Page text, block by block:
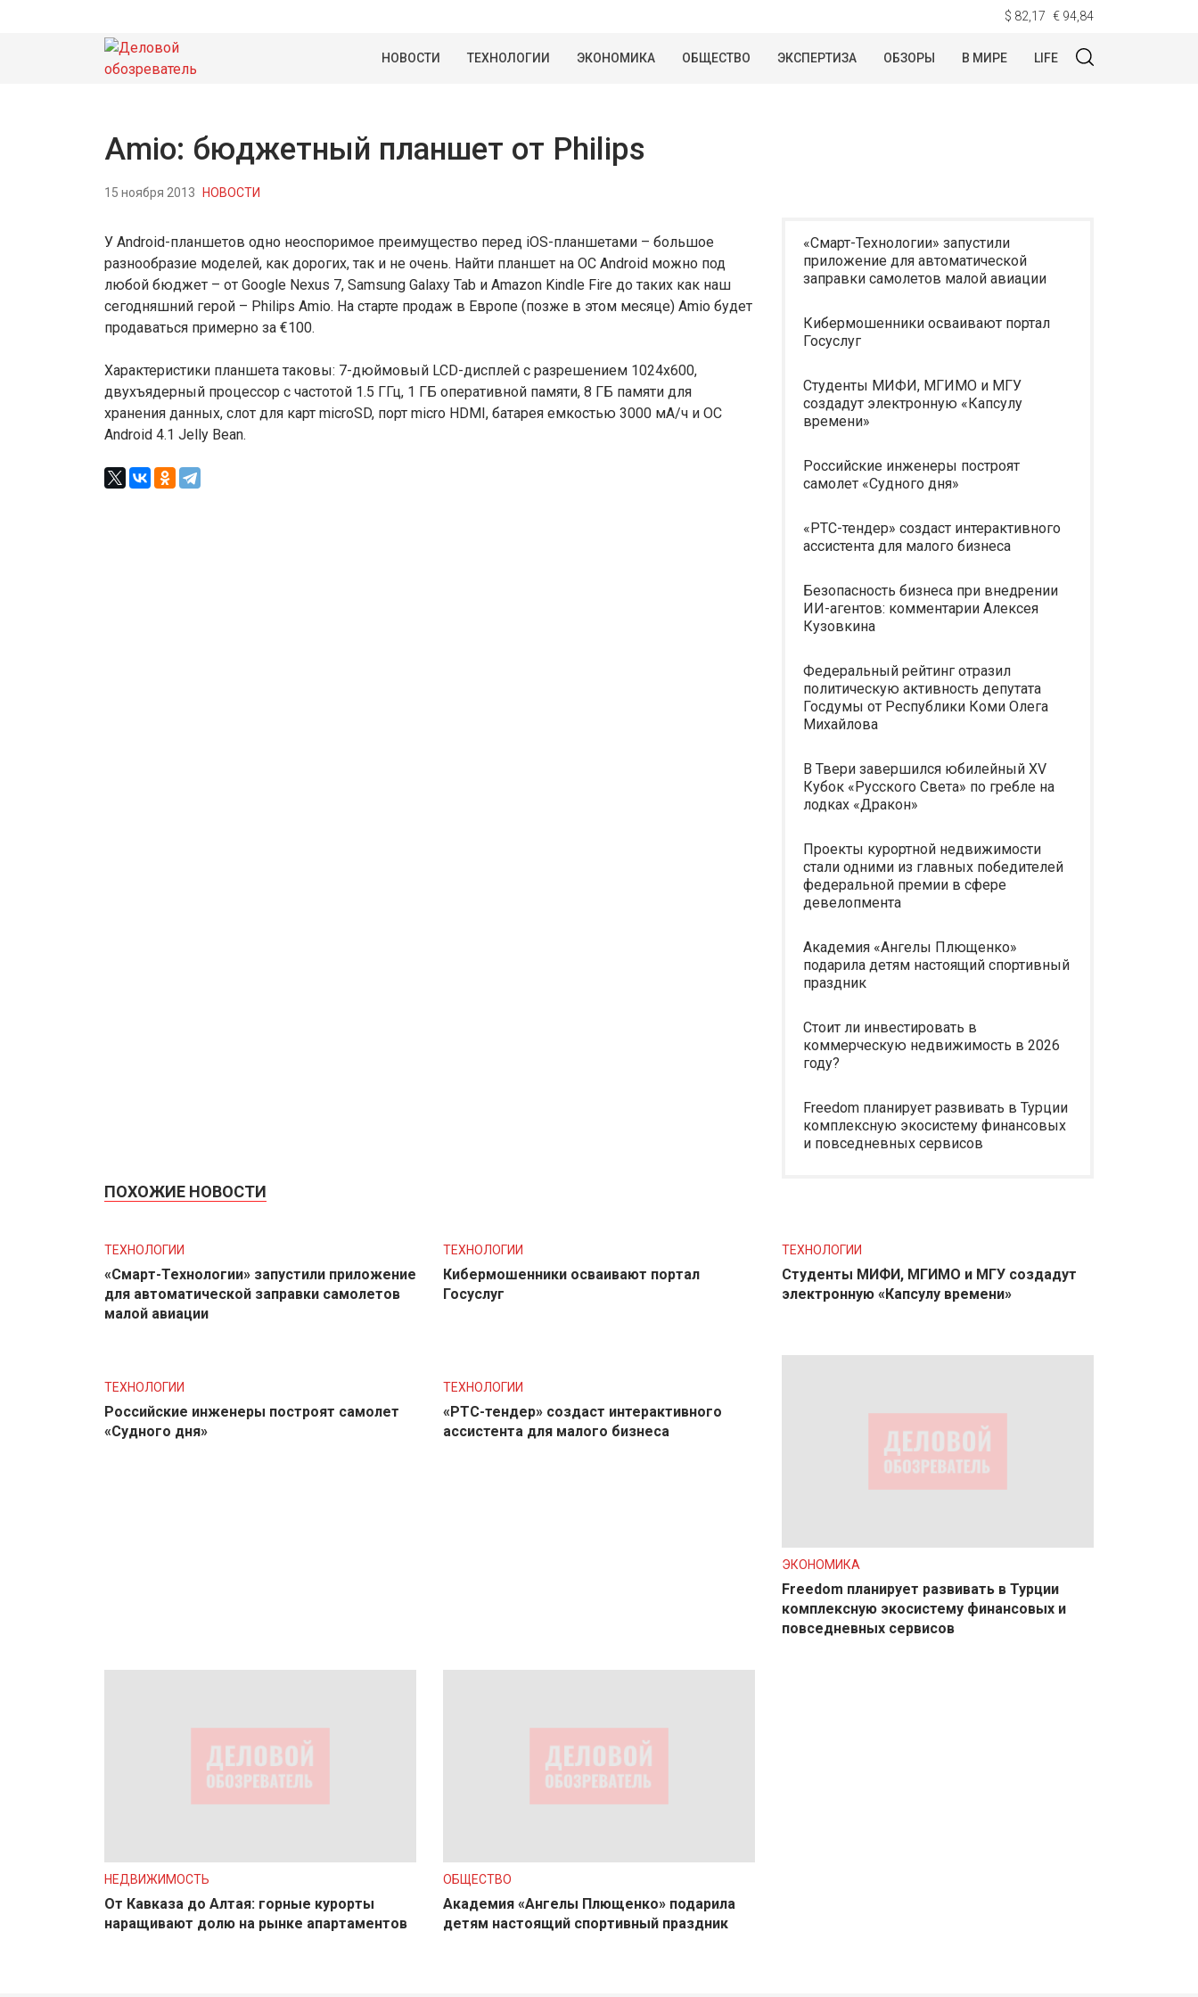
$ 82,17 € 94,84
НОВОСТИ ТЕХНОЛОГИИ ЭКОНОМИКА ОБЩЕСТВО ЭКСПЕРТИЗА ОБЗОРЫ В МИРЕ LIFE
Amio: бюджетный планшет от Philips
15 ноября 2013 НОВОСТИ
У Android-планшетов одно неоспоримое преимущество перед iOS-планшетами – большое
разнообразие моделей, как дорогих, так и не очень. Найти планшет на ОС Android можно под
любой бюджет – от Google Nexus 7, Samsung Galaxy Tab и Amazon Kindle Fire до таких как наш
сегодняшний герой – Philips Amio. На старте продаж в Европе (позже в этом месяце) Amio будет
продаваться примерно за €100.
Характеристики планшета таковы: 7-дюймовый LCD-дисплей с разрешением 1024х600,
двухъядерный процессор с частотой 1.5 ГГц, 1 ГБ оперативной памяти, 8 ГБ памяти для
хранения данных, слот для карт microSD, порт micro HDMI, батарея емкостью 3000 мА/ч и ОС
Android 4.1 Jelly Bean.
«Смарт-Технологии» запустили
приложение для автоматической
заправки самолетов малой авиации
Кибермошенники осваивают портал
Госуслуг
Студенты МИФИ, МГИМО и МГУ
создадут электронную «Капсулу
времени»
Российские инженеры построят
самолет «Судного дня»
«РТС-тендер» создаст интерактивного
ассистента для малого бизнеса
Безопасность бизнеса при внедрении
ИИ-агентов: комментарии Алексея
Кузовкина
Федеральный рейтинг отразил
политическую активность депутата
Госдумы от Республики Коми Олега
Михайлова
В Твери завершился юбилейный XV
Кубок «Русского Света» по гребле на
лодках «Дракон»
Проекты курортной недвижимости
стали одними из главных победителей
федеральной премии в сфере
девелопмента
Академия «Ангелы Плющенко»
подарила детям настоящий спортивный
праздник
Стоит ли инвестировать в
коммерческую недвижимость в 2026
году?
Freedom планирует развивать в Турции
комплексную экосистему финансовых
и повседневных сервисов
ПОХОЖИЕ НОВОСТИ
ТЕХНОЛОГИИ
«Смарт-Технологии» запустили приложение
для автоматической заправки самолетов
малой авиации
ТЕХНОЛОГИИ
Кибермошенники осваивают портал
Госуслуг
ТЕХНОЛОГИИ
Студенты МИФИ, МГИМО и МГУ создадут
электронную «Капсулу времени»
ТЕХНОЛОГИИ
Российские инженеры построят самолет
«Судного дня»
ТЕХНОЛОГИИ
«РТС-тендер» создаст интерактивного
ассистента для малого бизнеса
ЭКОНОМИКА
Freedom планирует развивать в Турции
комплексную экосистему финансовых и
повседневных сервисов
НЕДВИЖИМОСТЬ
От Кавказа до Алтая: горные курорты
наращивают долю на рынке апартаментов
ОБЩЕСТВО
Академия «Ангелы Плющенко» подарила
детям настоящий спортивный праздник